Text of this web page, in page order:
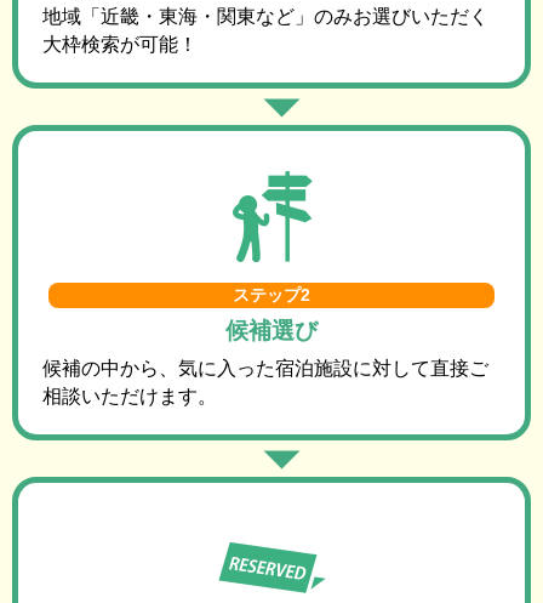
地域「近畿・東海・関東など」のみお選びいただく
大枠検索が可能！
ステップ2
候補選び
候補の中から、気に入った宿泊施設に対して直接ご
相談いただけます。